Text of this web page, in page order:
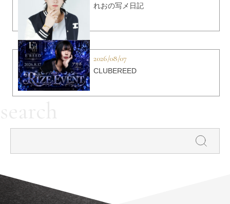
れおの写メ日記
2026/08/07
CLUBEREED